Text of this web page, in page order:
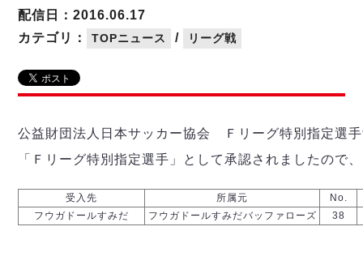
個人ランキング｜シュート
個人ランキング｜シュート成功率
メットライフ生命Ｆ２リーグ
試合日程
順位表
警告・退場・出場停止選手
個人ランキング｜ゴール
しながわシティ
立川アスレティックFC
ペスカドーラ町田
湘南ベルマーレ
名古屋オーシャンズ
シュライカー大阪
バサジィ大分
リーグ概要 ABOUT US
リーグ概要
日本フットサルリーグについて
大会概要
クラブライセンス関連
アリーナ観戦マナー&ルール
過去の記録 ARCHIVE
過去の試合記録
ディビジョン1 試合記録
ディビジョン2 試合記録
プロジェクト PROJECT
ABeam AWARD
DIVISION01
カテゴリ： TOPニュース / リーグ戦
配信日：2016.06.17
公益財団法人日本サッカー協会 Ｆリーグ特別指定選
「Ｆリーグ特別指定選手」として承認されましたので
受入先 所属元
No.
フウガドールすみだ
フウガドールすみだバッファローズ 38